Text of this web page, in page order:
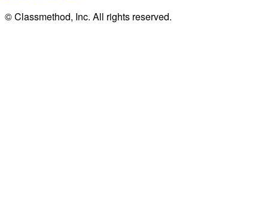
© Classmethod, Inc. All rights reserved.